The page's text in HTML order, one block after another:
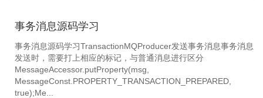
事务消息源码学习
事务消息源码学习TransactionMQProducer发送事务消息事务消息
发送时，需要打上相应的标记，与普通消息进行区分
MessageAccessor.putProperty(msg,
MessageConst.PROPERTY_TRANSACTION_PREPARED,
true);Me...